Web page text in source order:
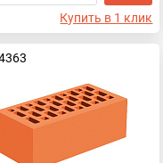
Осенний лист
Бордовый
Купить в 1 клик